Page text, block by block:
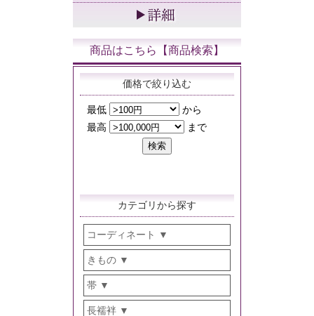
商品はこちら【商品検索】
価格で絞り込む
カテゴリから探す
コーディネート
きもの
帯
長襦袢